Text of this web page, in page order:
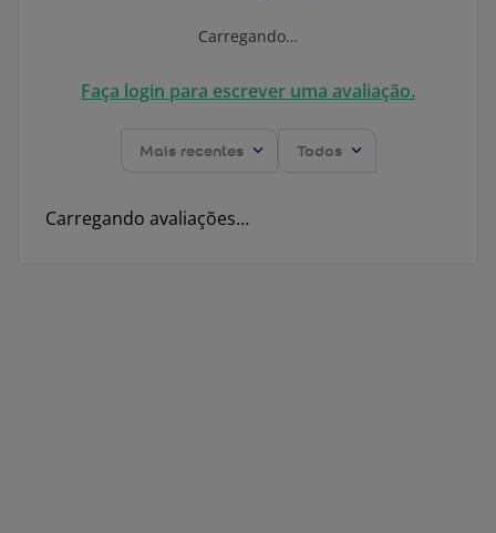
Carregando…
Faça login para escrever uma avaliação.
Mais recentes Todos
Carregando avaliações…